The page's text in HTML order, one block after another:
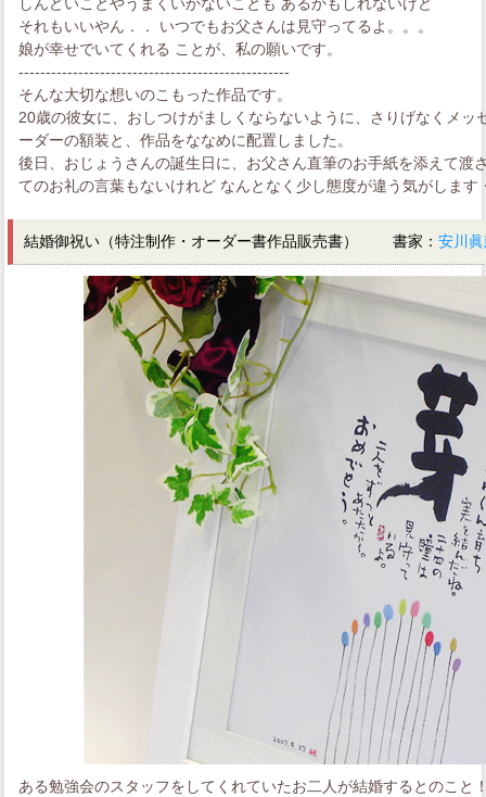
それもいいやん．． いつでもお父さんは見守ってるよ。。。
娘が幸せでいてくれる ことが、私の願いです。
--------------------------------------------------
そんな大切な想いのこもった作品です。
20歳の彼女に、おしつけがましくならないように、さりげなくメ
ーダーの額装と、作品をななめに配置しました。
後日、おじょうさんの誕生日に、お父さん直筆のお手紙を添えて渡
てのお礼の言葉もないけれど なんとなく少し態度が違う気がします
結婚御祝い（特注制作・オーダー書作品販売書） 書家： 安川
ある勉強会のスタッフをしてくれていたお二人が結婚するとのこと